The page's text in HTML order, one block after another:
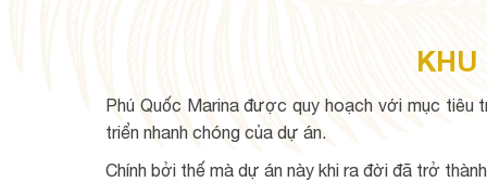
KHU
Phú Quốc Marina được quy hoạch với mục tiêu
triển nhanh chóng của dự án.
Chính bởi thế mà dự án này khi ra đời đã trở